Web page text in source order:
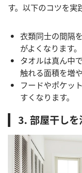
す。以下のコツを実
衣類同士の間隔
がよくなります。
タオルは真ん中
触れる面積を増や
フードやポケッ
すくなります。
3. 部屋干しを